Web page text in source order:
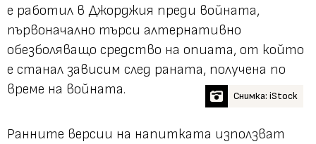
е работил в Джорджия преди войната,
първоначално търси алтернативно
обезболяващо средство на опиата, от който
е станал зависим след раната, получена по
време на войната.
Снимка: iStock
Ранните версии на напитката използват